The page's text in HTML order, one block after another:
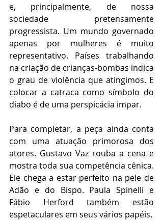
e, principalmente, de nossa
sociedade pretensamente
progressista. Um mundo governado
apenas por mulheres é muito
representativo. Países trabalhando
na criação de crianças-bombas indica
o grau de violência que atingimos. E
colocar a catraca como símbolo do
diabo é de uma perspicácia impar.
Para completar, a peça ainda conta
com uma atuação primorosa dos
atores. Gustavo Vaz rouba a cena e
mostra toda sua competência cênica.
Ele chega a estar perfeito na pele de
Adão e do Bispo. Paula Spinelli e
Fábio Herford também estão
espetaculares em seus vários papéis.